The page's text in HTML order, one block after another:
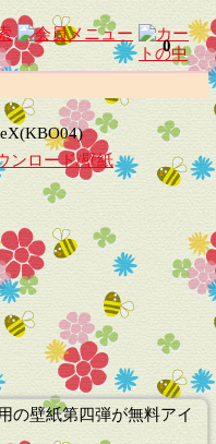
0
ンロード/壁紙
の壁紙第四弾が無料アイ